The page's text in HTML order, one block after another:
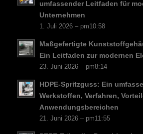
umfassender Leitfaden für
Unternehmen
1. Juli 2026 – pm10:58
Maßgefertigte
Ein Leitfaden zur modernen
23. Juni 2026 – pm8:14
HDPE-Spritzguss: Ein
Werkstoffen, Verfahren,
Anwendungsbereichen
21. Juni 2026 – pm11:55
JA
KO
PT
CS
DA
FI